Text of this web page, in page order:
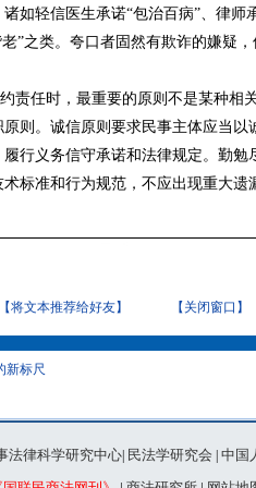
如轻信医生承诺“包治百病”、律师
”之类。夸口者固然有欺诈的嫌疑
任时，最重要的原则不是某种相
则。诚信原则要求民事主体应当以
行义务信守承诺和法律规定。勤勉
标准和行为规范，不应出现重大遗
将文本推荐给好友】 【关闭窗口】
新标尺
法律科学研究中心 民法学研究会 中国